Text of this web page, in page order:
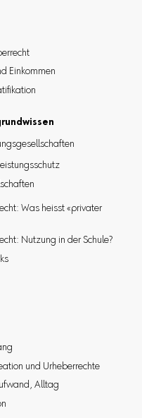
Einkommen
Was heisst «privater
Nutzung in der Schule?
und Urheberrechte
Alltag